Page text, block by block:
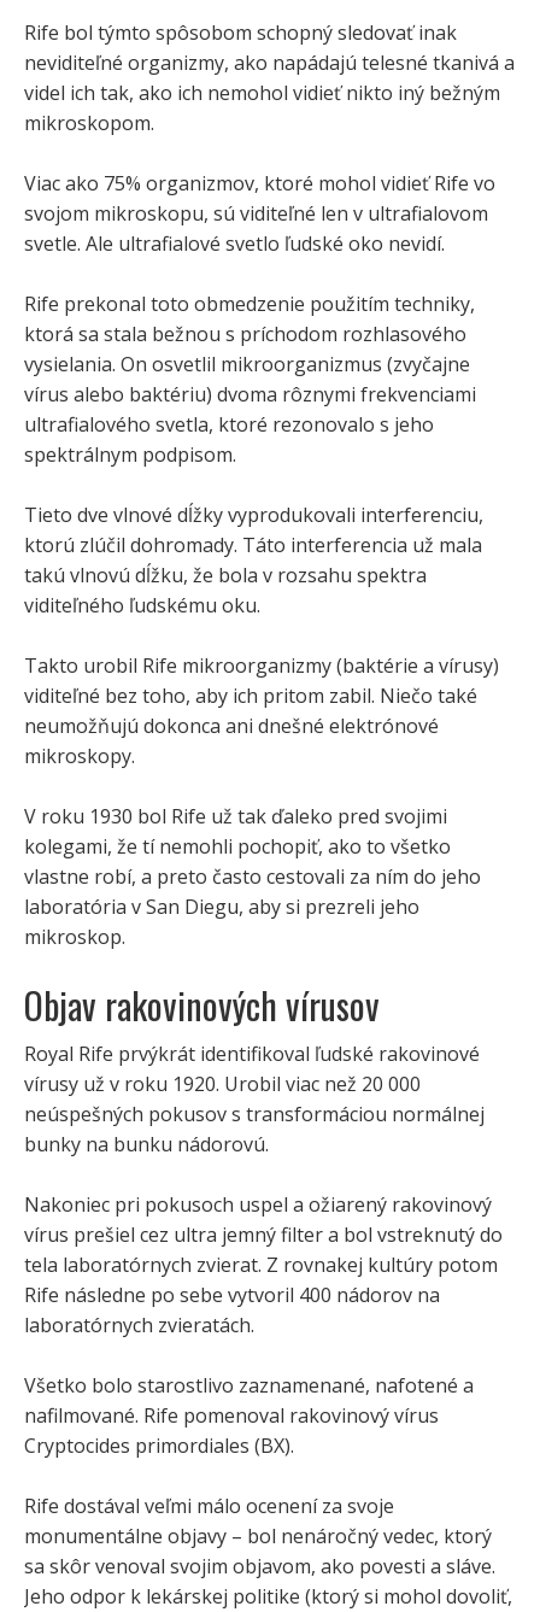
Rife bol týmto spôsobom schopný sledovať inak
neviditeľné organizmy, ako napádajú telesné tkanivá a
videl ich tak, ako ich nemohol vidieť nikto iný bežným
mikroskopom.
Viac ako 75% organizmov, ktoré mohol vidieť Rife vo
svojom mikroskopu, sú viditeľné len v ultrafialovom
svetle. Ale ultrafialové svetlo ľudské oko nevidí.
Rife prekonal toto obmedzenie použitím techniky,
ktorá sa stala bežnou s príchodom rozhlasového
vysielania. On osvetlil mikroorganizmus (zvyčajne
vírus alebo baktériu) dvoma rôznymi frekvenciami
ultrafialového svetla, ktoré rezonovalo s jeho
spektrálnym podpisom.
Tieto dve vlnové dĺžky vyprodukovali interferenciu,
ktorú zlúčil dohromady. Táto interferencia už mala
takú vlnovú dĺžku, že bola v rozsahu spektra
viditeľného ľudskému oku.
Takto urobil Rife mikroorganizmy (baktérie a vírusy)
viditeľné bez toho, aby ich pritom zabil. Niečo také
neumožňujú dokonca ani dnešné elektrónové
mikroskopy.
V roku 1930 bol Rife už tak ďaleko pred svojimi
kolegami, že tí nemohli pochopiť, ako to všetko
vlastne robí, a preto často cestovali za ním do jeho
laboratória v San Diegu, aby si prezreli jeho
mikroskop.
Objav rakovinových vírusov
Royal Rife prvýkrát identifikoval ľudské rakovinové
vírusy už v roku 1920. Urobil viac než 20 000
neúspešných pokusov s transformáciou normálnej
bunky na bunku nádorovú.
Nakoniec pri pokusoch uspel a ožiarený rakovinový
vírus prešiel cez ultra jemný filter a bol vstreknutý do
tela laboratórnych zvierat. Z rovnakej kultúry potom
Rife následne po sebe vytvoril 400 nádorov na
laboratórnych zvieratách.
Všetko bolo starostlivo zaznamenané, nafotené a
nafilmované. Rife pomenoval rakovinový vírus
Cryptocides primordiales (BX).
Rife dostával veľmi málo ocenení za svoje
monumentálne objavy – bol nenáročný vedec, ktorý
sa skôr venoval svojim objavom, ako povesti a sláve.
Jeho odpor k lekárskej politike (ktorý si mohol dovoliť,